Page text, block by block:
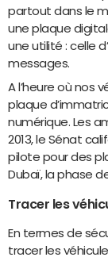
partout dans le
une plaque
une utilité : celle
messages.
A l’heure où nos
plaque
numérique. Les
2013, le Sénat
pilote pour des
Dubaï, la phase
Tracer les
En termes de
tracer les